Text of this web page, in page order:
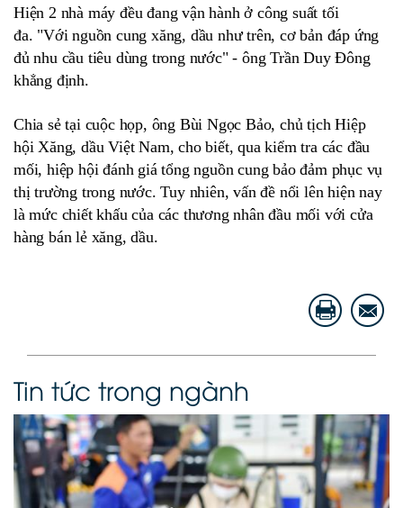
Hiện 2 nhà máy đều đang vận hành ở công suất tối
đa. "Với nguồn cung xăng, dầu như trên, cơ bản đáp ứng
đủ nhu cầu tiêu dùng trong nước" - ông Trần Duy Đông
khẳng định.
Chia sẻ tại cuộc họp, ông Bùi Ngọc Bảo, chủ tịch Hiệp
hội Xăng, dầu Việt Nam, cho biết, qua kiểm tra các đầu
mối, hiệp hội đánh giá tổng nguồn cung bảo đảm phục vụ
thị trường trong nước. Tuy nhiên, vấn đề nổi lên hiện nay
là mức chiết khấu của các thương nhân đầu mối với cửa
hàng bán lẻ xăng, dầu.
Tin tức trong ngành